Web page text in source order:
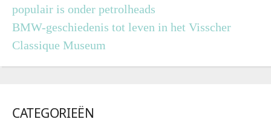
populair is onder petrolheads
BMW-geschiedenis tot leven in het Visscher
Classique Museum
CATEGORIEËN